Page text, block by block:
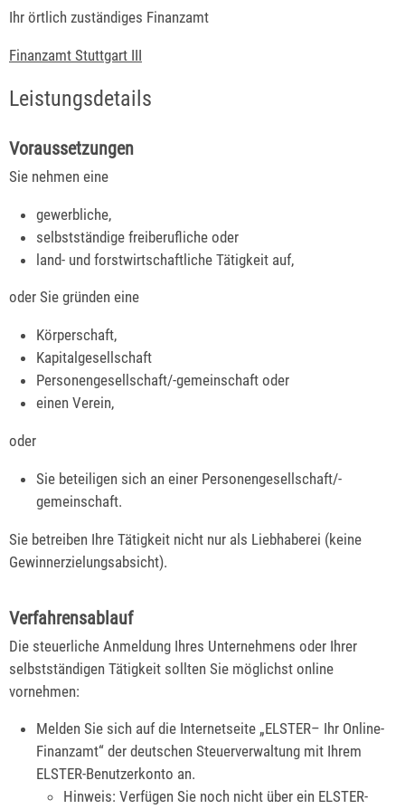
Ihr örtlich zuständiges Finanzamt
Finanzamt Stuttgart III
Leistungsdetails
Voraussetzungen
Sie nehmen eine
gewerbliche,
selbstständige freiberufliche oder
land- und forstwirtschaftliche Tätigkeit auf,
oder Sie gründen eine
Körperschaft,
Kapitalgesellschaft
Personengesellschaft/-gemeinschaft oder
einen Verein,
oder
Sie beteiligen sich an einer Personengesellschaft/-
gemeinschaft.
Sie betreiben Ihre Tätigkeit nicht nur als Liebhaberei (keine
Gewinnerzielungsabsicht).
Verfahrensablauf
Die steuerliche Anmeldung Ihres Unternehmens oder Ihrer
selbstständigen Tätigkeit sollten Sie möglichst online
vornehmen:
Melden Sie sich auf die Internetseite „ELSTER– Ihr Online-
Finanzamt“ der deutschen Steuerverwaltung mit Ihrem
ELSTER-Benutzerkonto an.
Hinweis: Verfügen Sie noch nicht über ein ELSTER-